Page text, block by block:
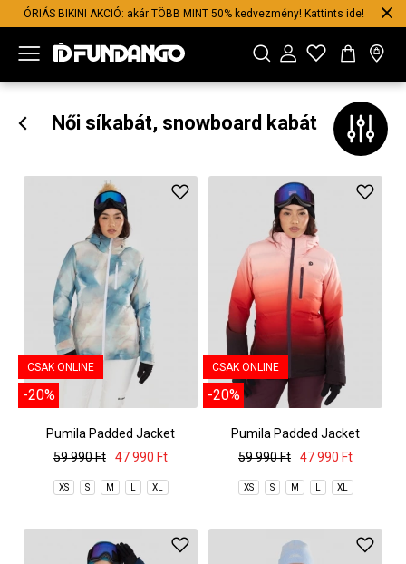
ÓRIÁS BIKINI AKCIÓ: akár TÖBB MINT 50% kedvezmény! Kattints ide!
Női síkabát, snowboard kabát
CSAK ONLINE
-20%
Pumila Padded Jacket
59 990 Ft
47 990 Ft
XS S M L XL
CSAK ONLINE
-20%
Pumila Padded Jacket
59 990 Ft
47 990 Ft
XS S M L XL